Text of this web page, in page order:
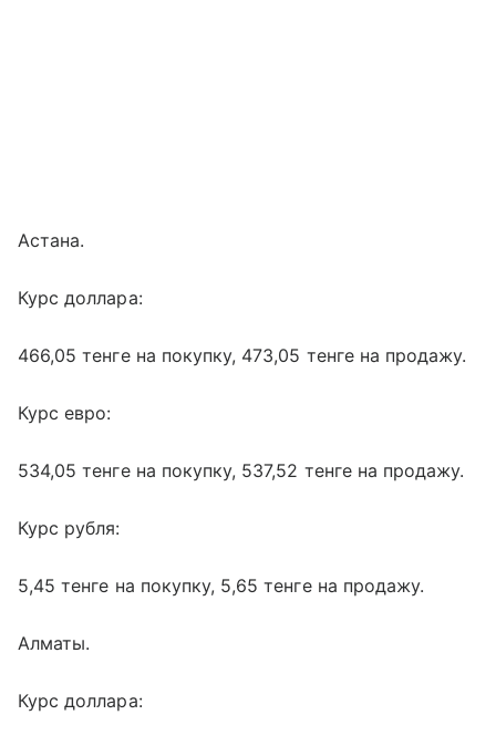
Астана.
Курс доллара:
466,05 тенге на покупку, 473,05 тенге на продажу.
Курс евро:
534,05 тенге на покупку, 537,52 тенге на продажу.
Курс рубля:
5,45 тенге на покупку, 5,65 тенге на продажу.
Алматы.
Курс доллара: